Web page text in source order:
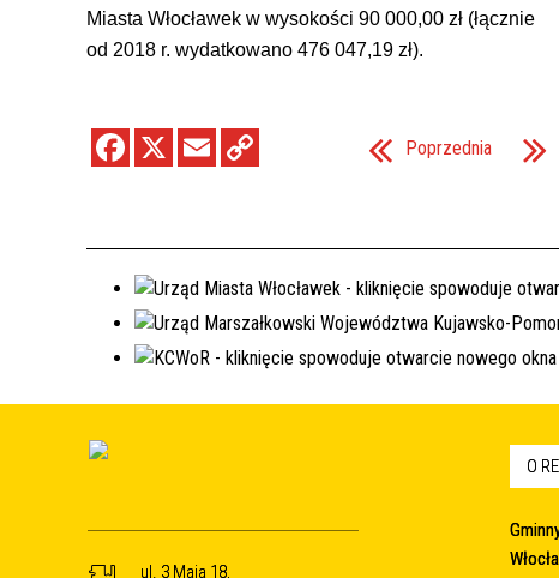
Miasta Włocławek w wysokości 90 000,00 zł (łącznie
od 2018 r. wydatkowano 476 047,19 zł).
Poprzednia
ul. 3 Maja 18,
O